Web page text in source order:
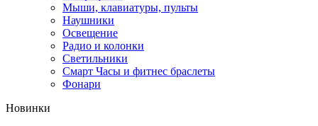
Мыши, клавиатуры, пульты
Наушники
Освещение
Радио и колонки
Светильники
Смарт Часы и фитнес браслеты
Фонари
Новинки